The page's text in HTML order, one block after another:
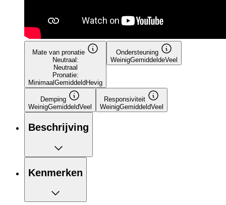
Mate van pronatie
Neutraal:
Neutraal
Pronatie:
Minimaal Gemiddeld Hevig
Ondersteuning
WeinigGemiddeldeVeel
Demping
WeinigGemiddeldVeel
Responsiviteit
WeinigGemiddeldVeel
Beschrijving
Kenmerken